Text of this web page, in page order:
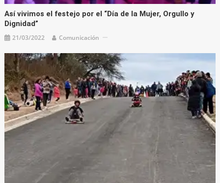
Así vivimos el festejo por el “Día de la Mujer, Orgullo y
Dignidad”
21/03/2022 Comunicación